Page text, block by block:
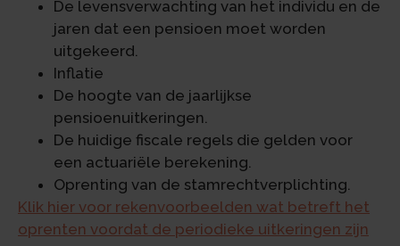
De levensverwachting van het individu en de
jaren dat een pensioen moet worden
uitgekeerd.
Inflatie
De hoogte van de jaarlijkse
pensioenuitkeringen.
De huidige fiscale regels die gelden voor
een actuariële berekening.
Oprenting van de stamrechtverplichting.
Klik hier voor rekenvoorbeelden wat betreft het
oprenten voordat de periodieke uitkeringen zijn